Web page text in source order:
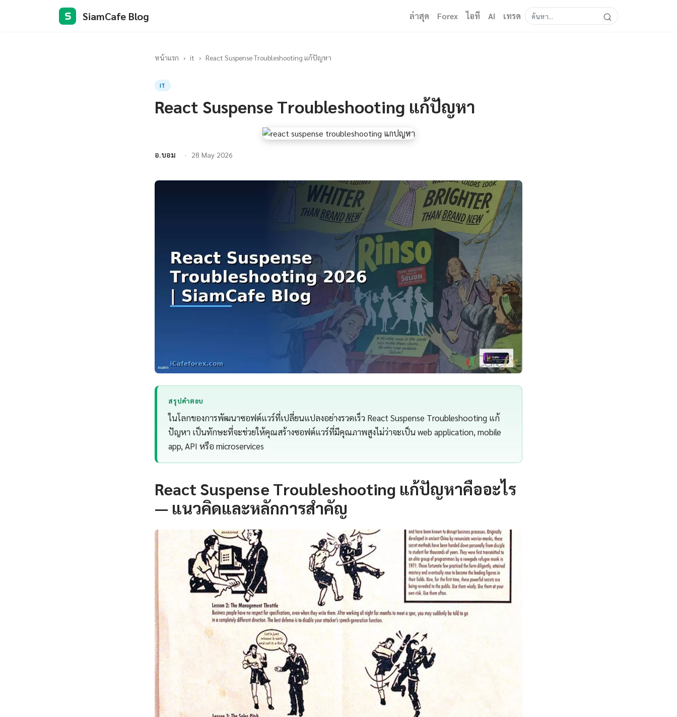
S SiamCafe Blog ล่าสุด Forex ไอที AI เทรด
หน้าแรก › it › React Suspense Troubleshooting แก้ปัญหา
IT
React Suspense Troubleshooting แก้ปัญหา
อ.บอม 28 May 2026
สรุปคำตอบ
ในโลกของการพัฒนาซอฟต์แวร์ที่เปลี่ยนแปลงอย่างรวดเร็ว React Suspense Troubleshooting แก้
ปัญหา เป็นทักษะที่จะช่วยให้คุณสร้างซอฟต์แวร์ที่มีคุณภาพสูงไม่ว่าจะเป็น web application, mobile
app, API หรือ microservices
React Suspense Troubleshooting แก้ปัญหาคืออะไร
— แนวคิดและหลักการสำคัญ